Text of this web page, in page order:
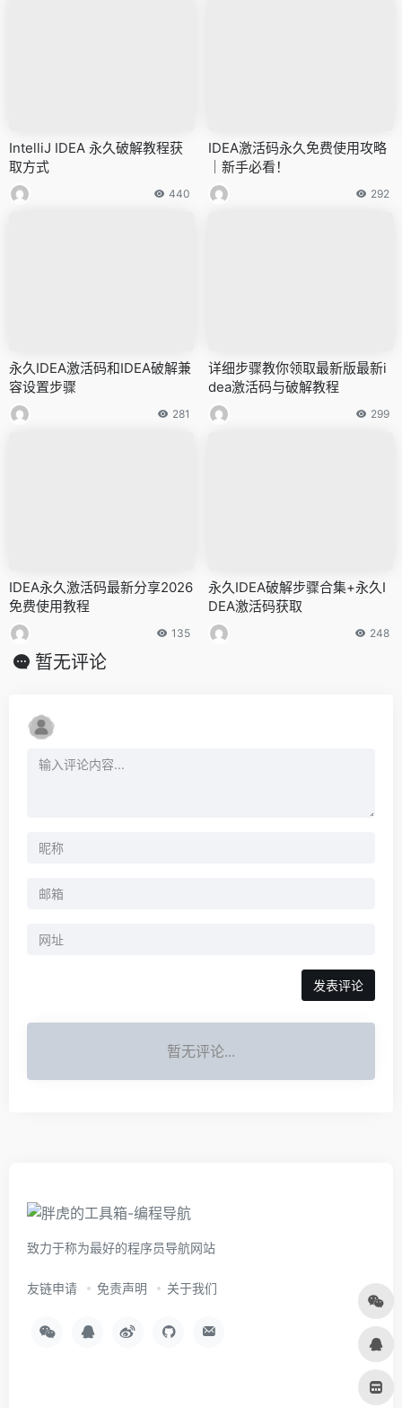
IntelliJ IDEA 永久破解教程获
取方式
440
IDEA激活码永久免费使用攻略
｜新手必看！
292
永久IDEA激活码和IDEA破解兼
容设置步骤
281
详细步骤教你领取最新版最新i
dea激活码与破解教程
299
IDEA永久激活码最新分享2026
免费使用教程
135
永久IDEA破解步骤合集+永久I
DEA激活码获取
248
暂无评论
暂无评论...
致力于称为最好的程序员导航网站
友链申请 免责声明 关于我们